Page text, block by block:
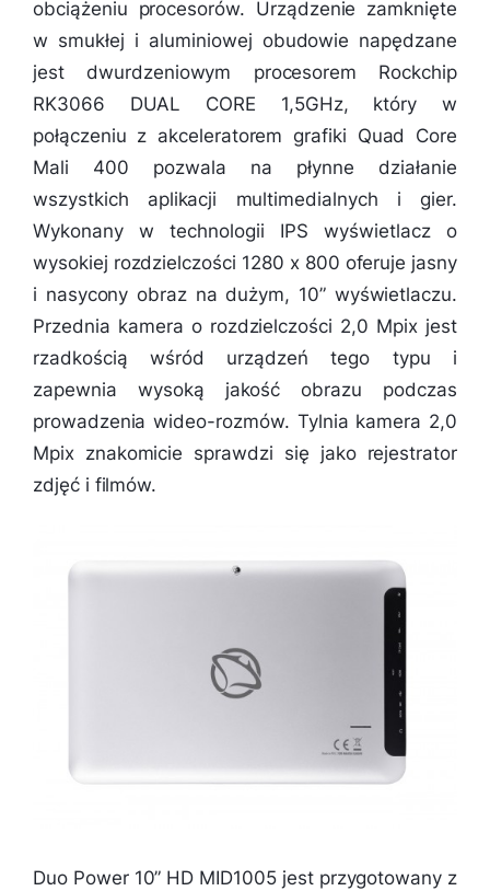
obciążeniu procesorów. Urządzenie zamknięte
w smukłej i aluminiowej obudowie napędzane
jest dwurdzeniowym procesorem Rockchip
RK3066 DUAL CORE 1,5GHz, który w
połączeniu z akceleratorem grafiki Quad Core
Mali 400 pozwala na płynne działanie
wszystkich aplikacji multimedialnych i gier.
Wykonany w technologii IPS wyświetlacz o
wysokiej rozdzielczości 1280 x 800 oferuje jasny
i nasycony obraz na dużym, 10” wyświetlaczu.
Przednia kamera o rozdzielczości 2,0 Mpix jest
rzadkością wśród urządzeń tego typu i
zapewnia wysoką jakość obrazu podczas
prowadzenia wideo-rozmów. Tylnia kamera 2,0
Mpix znakomicie sprawdzi się jako rejestrator
zdjęć i filmów.
Duo Power 10” HD MID1005 jest przygotowany z